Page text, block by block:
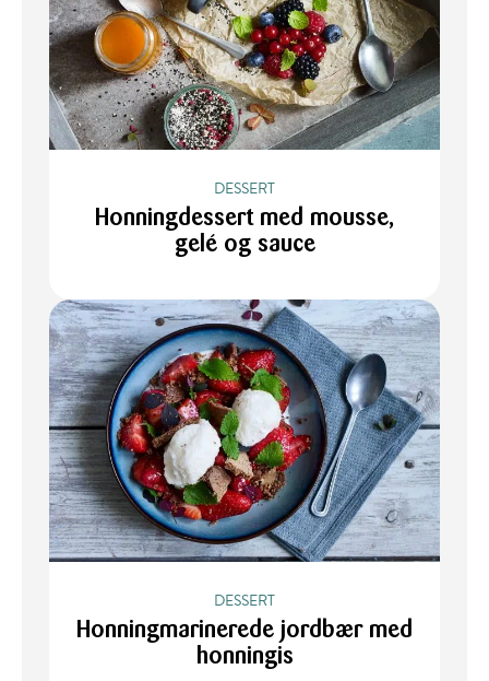
DESSERT
Honningdessert med mousse,
gelé og sauce
DESSERT
Honningmarinerede jordbær med
honningis